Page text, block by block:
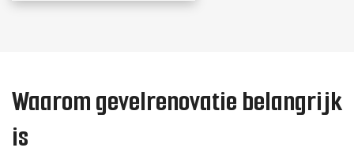
Waarom gevelrenovatie belangrijk
is